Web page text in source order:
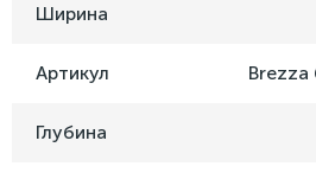
Ширина
Артикул Brezza
Глубина